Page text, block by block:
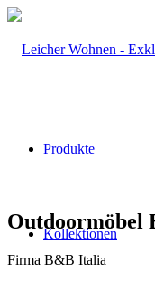
Produkte
Kollektionen
Outdoormöbel
Firma B&B Italia